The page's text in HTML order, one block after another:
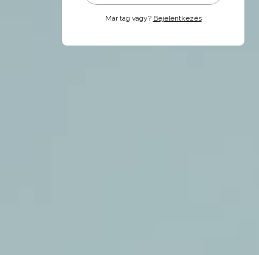
Már tag vagy? Bejelentkezés